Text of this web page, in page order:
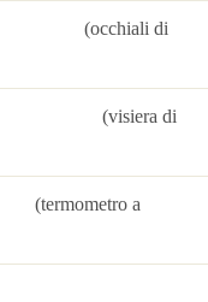
di
di
a